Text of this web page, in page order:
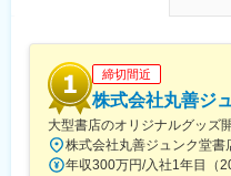
■働き方
・月10日休み／年休120
Ｌ月5回、曜日固定の店休
Ｌ4連休の取得実績あり
・転居を伴う転勤は本人
・長期就業◎：育休産休
締切間近
株式会社丸善ジ
大型書店のオリジナルグッズ